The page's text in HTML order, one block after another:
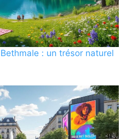
: un trésor naturel